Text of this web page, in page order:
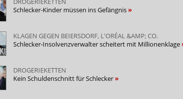
Schlecker-Kinder müssen ins Gefängnis
KLAGEN GEGEN BEIERSDORF, L'ORÉAL &AMP; CO.
Schlecker-Insolvenzverwalter scheitert mit Millionenklage
DROGERIEKETTEN
Kein Schuldenschnitt für Schlecker